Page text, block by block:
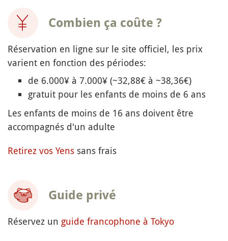
Combien ça coûte ?
Réservation en ligne sur le site officiel, les prix
varient en fonction des périodes:
de 6.000¥ à 7.000¥ (~32,88€ à ~38,36€)
gratuit pour les enfants de moins de 6 ans
Les enfants de moins de 16 ans doivent être
accompagnés d'un adulte
Retirez vos Yens sans frais
Guide privé
Réservez un guide francophone à Tokyo